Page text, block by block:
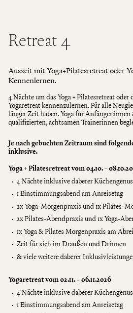
Retreat 4
Auszeit mit Yoga+Pilatesretreat oder
Kennenlernen.
4 Nächte um das Yoga + Pilatesretreat oder
Yogaretreat kennenzulernen. Für alle
länger Zeit haben. Yoga für
qualifizierten, achtsamen Trainerinnen
Je nach gebuchten Zeitraum sind
inklusive.
Yoga + Pilatesretreat vom 04.10. -
4 Nächte inklusive daberer
1 Einstimmungsabend am Anreisetag
2x Yoga-Morgenpraxis und 1x Pilates-
2xPilates-Abendpraxis und 1x Yoga-
1x Yoga & Pilates Morgenpraxis am
Zeit für sich im Draußen und Drinnen
& viele weitere daberer
Yogaretreat vom 02.11. - 06.11.2026
4 Nächte inklusive daberer
1 Einstimmungsabend am Anreisetag